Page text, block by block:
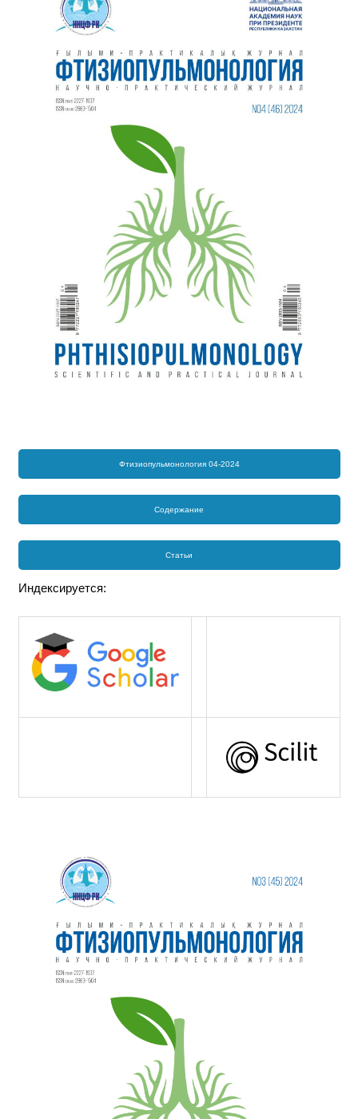
Фтизиопульмонология 04-2024
Содержание
Статьи
Индексируется: